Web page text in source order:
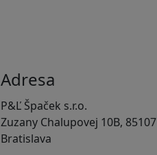
Adresa
P&Ľ Špaček s.r.o.
Zuzany Chalupovej 10B, 85107
Bratislava